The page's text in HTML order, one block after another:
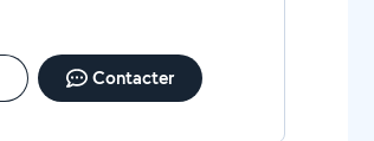
Contacter